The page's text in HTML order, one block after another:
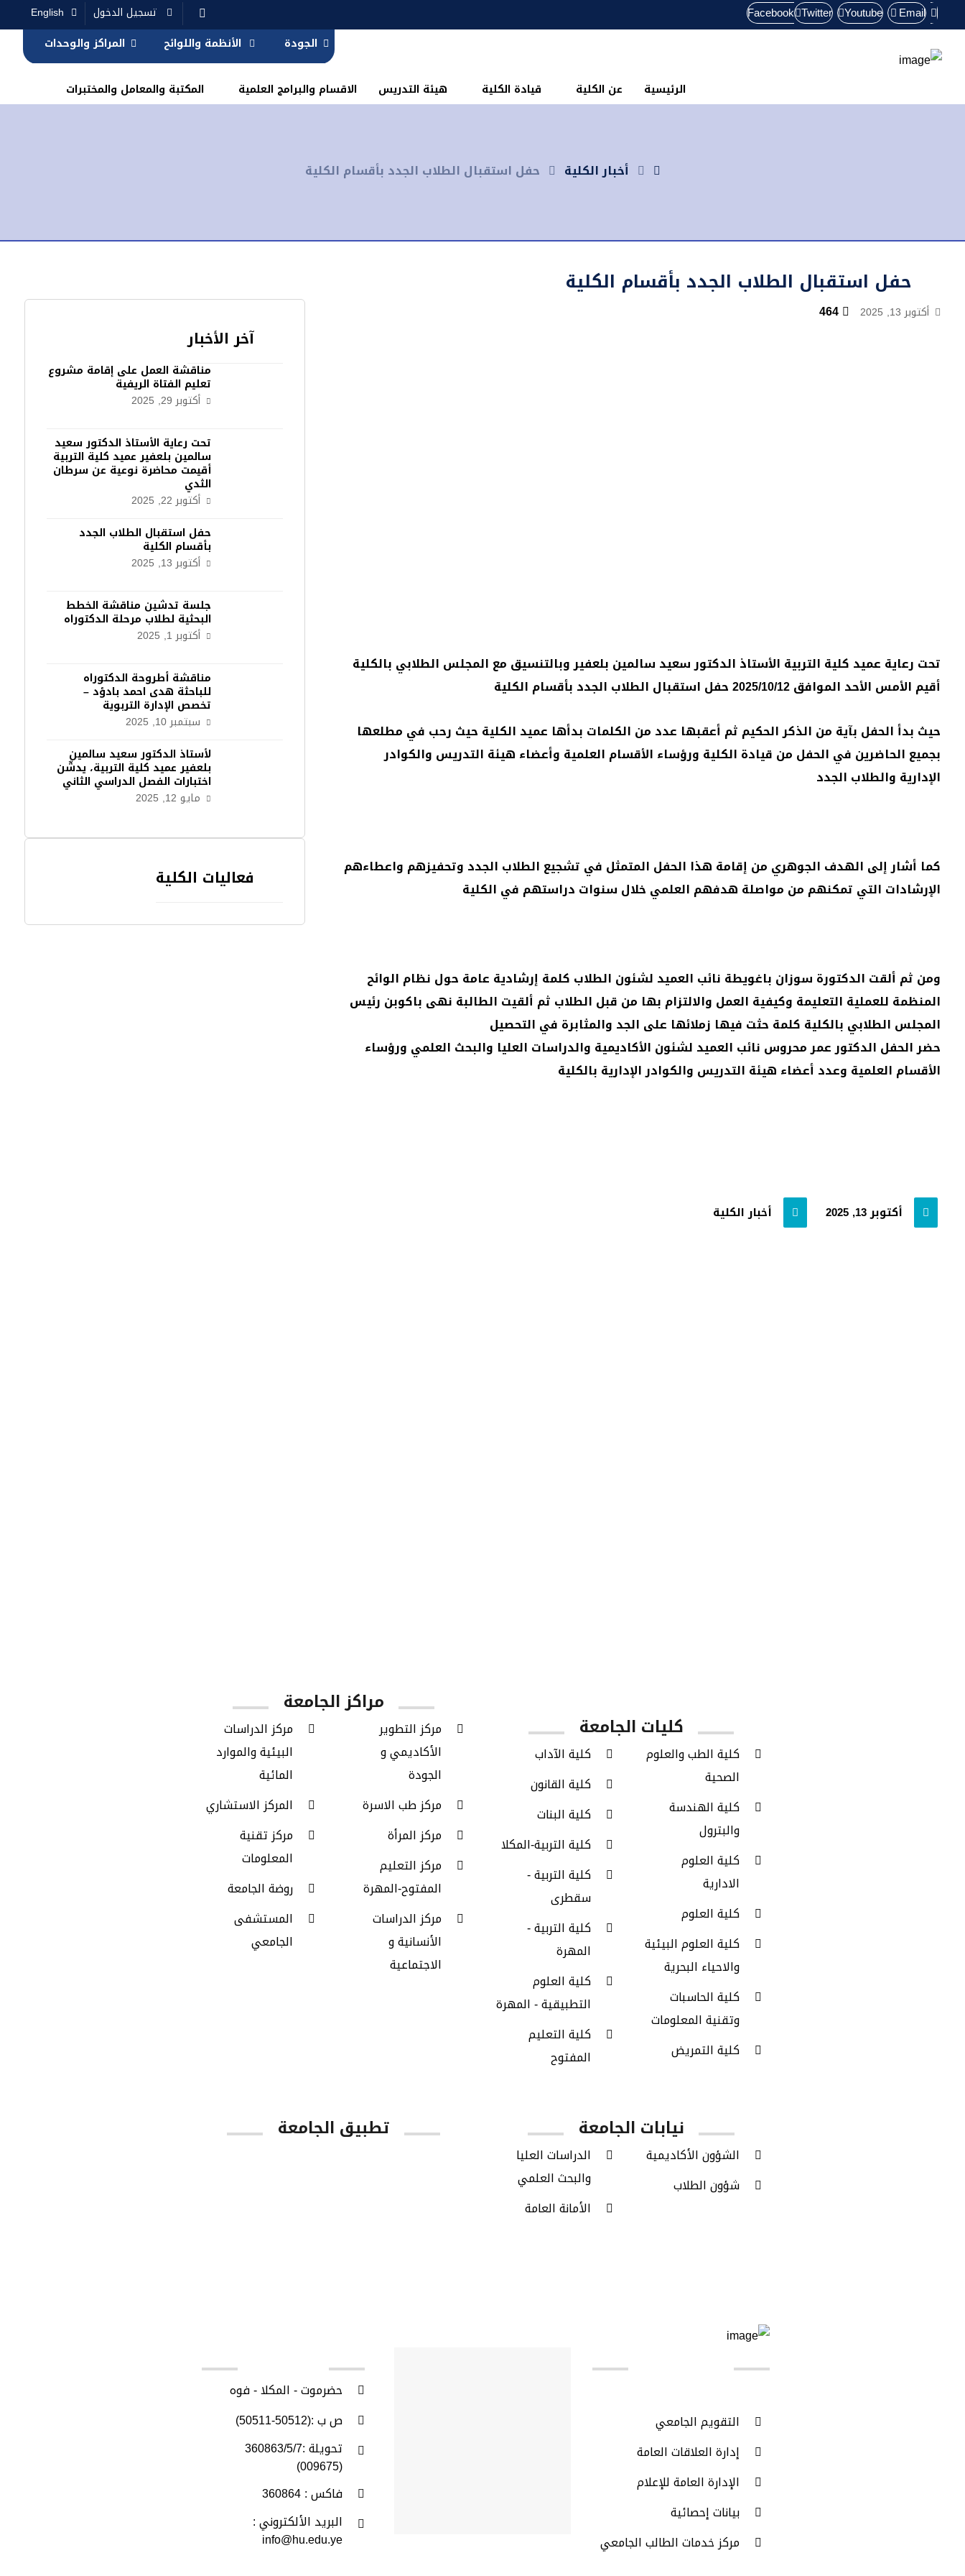
Facebook Twitter Youtube Email
English
تسجيل الدخول
الجودة
الأنظمة واللوائح المراكز والوحدات
الرئيسية عن الكلية قيادة الكلية هيئة التدريس الاقسام والبرامج العلمية المكتبة والمعامل والمختبرات
أخبار الكلية حفل استقبال الطلاب الجدد بأقسام الكلية
حفل استقبال الطلاب الجدد بأقسام الكلية
أكتوبر 13, 2025
تحت رعاية عميد كلية التربية الأستاذ الدكتور سعيد سالمين بلعفير وبالتنسيق مع المجلس الطلابي بالكلية
أقيم الأمس الأحد الموافق 2025/10/12 حفل استقبال الطلاب الجدد بأقسام الكلية
حيث بدأ الحفل بآية من الذكر الحكيم ثم أعقبها عدد من الكلمات بدأها عميد الكلية حيث رحب في مطلعها
بجميع الحاضرين في الحفل من قيادة الكلية ورؤساء الأقسام العلمية وأعضاء هيئة التدريس والكوادر
الإدارية والطلاب الجدد
كما أشار إلى الهدف الجوهري من إقامة هذا الحفل المتمثل في تشجيع الطلاب الجدد وتحفيزهم واعطاءهم
الإرشادات التي تمكنهم من مواصلة هدفهم العلمي خلال سنوات دراستهم في الكلية
ومن ثم ألقت الدكتورة سوزان باغويطة نائب العميد لشئون الطلاب كلمة إرشادية عامة حول نظام الوائح
المنظمة للعملية التعليمة وكيفية العمل والالتزام بها من قبل الطلاب ثم ألقيت الطالبة نهى باكوبن رئيس
المجلس الطلابي بالكلية كلمة حثت فيها زملائها على الجد والمثابرة في التحصيل
حضر الحفل الدكتور عمر محروس نائب العميد لشئون الأكاديمية والدراسات العليا والبحث العلمي ورؤساء
الأقسام العلمية وعدد أعضاء هيئة التدريس والكوادر الإدارية بالكلية
أكتوبر 13, 2025 أخبار الكلية
آخر الأخبار
مناقشة العمل على إقامة مشروع
تعليم الفتاة الريفية
أكتوبر 29, 2025
تحت رعاية الأستاذ الدكتور سعيد
سالمين بلعفير عميد كلية التربية
أقيمت محاضرة نوعية عن سرطان
الثدي
أكتوبر 22, 2025
حفل استقبال الطلاب الجدد
بأقسام الكلية
أكتوبر 13, 2025
جلسة تدشين مناقشة الخطط
البحثية لطلاب مرحلة الدكتوراه
أكتوبر 1, 2025
مناقشة أطروحة الدكتوراه
للباحثة هدى احمد بادؤد –
تخصص الإدارة التربوية
سبتمبر 10, 2025
لأستاذ الدكتور سعيد سالمين
بلعفير عميد كلية التربية، يدشّن
اختبارات الفصل الدراسي الثاني
مايو 12, 2025
فعاليات الكلية
مراكز الجامعة
مركز الدراسات
البيئية والموارد
المائية
المركز الاستشاري
مركز تقنية
المعلومات
روضة الجامعة
المستشفى
الجامعي
مركز التطوير
الأكاديمي و
الجودة
مركز طب الاسرة
مركز المرأة
مركز التعليم
المفتوح-المهرة
مركز الدراسات
الأنسانية و
الاجتماعية
كليات الجامعة
كلية الآداب
كلية القانون
كلية البنات
كلية التربية-المكلا
كلية التربية -
سقطرى
كلية التربية -
المهرة
كلية العلوم
التطبيقية - المهرة
كلية التعليم
المفتوح
كلية الطب والعلوم
الصحية
كلية الهندسة
والبترول
كلية العلوم
الادارية
كلية العلوم
كلية العلوم البيئية
والاحياء البحرية
كلية الحاسبات
وتقنية المعلومات
كلية التمريض
تطبيق الجامعة نيابات الجامعة
الدراسات العليا
والبحث العلمي
الأمانة العامة
الشؤون الأكاديمية
شؤون الطلاب
حضرموت - المكلا - فوه
ص ب :(50512-50511)
تحويلة :360863/5/7
(009675)
فاكس : 360864
البريد الألكتروني :
info@hu.edu.ye
التقويم الجامعي
إدارة العلاقات العامة
الإدارة العامة للإعلام
بيانات إحصائية
مركز خدمات الطالب الجامعي